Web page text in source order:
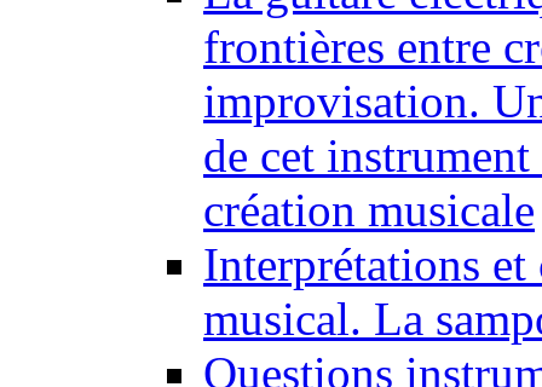
frontières entre
improvisation.
de cet
création musicale
Interprétations et
musical. La
Questions